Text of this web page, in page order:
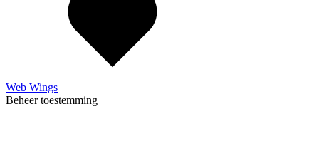
Web Wings
Beheer toestemming